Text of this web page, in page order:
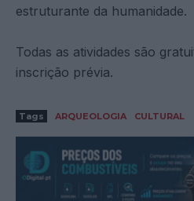
estruturante da humanidade.
Todas as atividades são
inscrição prévia.
Tags ARQUEOLOGIA CULTURAL